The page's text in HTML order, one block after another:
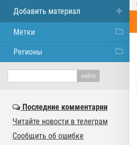
Добавить материал
Метки
Регионы
Последние комментарии
Читайте новости в телеграм
Сообщить об ошибке